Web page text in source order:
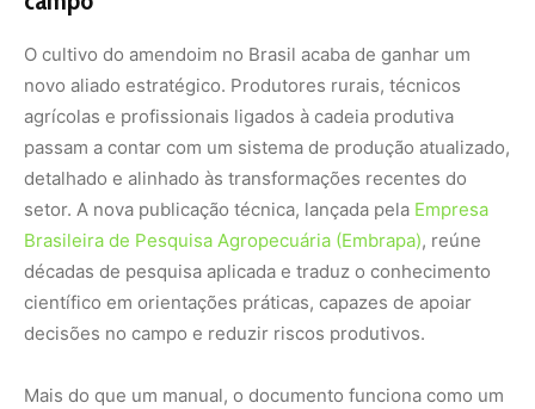
O cultivo do amendoim no Brasil acaba de ganhar um
novo aliado estratégico. Produtores rurais, técnicos
agrícolas e profissionais ligados à cadeia produtiva
passam a contar com um sistema de produção atualizado,
detalhado e alinhado às transformações recentes do
setor. A nova publicação técnica, lançada pela Empresa
Brasileira de Pesquisa Agropecuária (Embrapa), reúne
décadas de pesquisa aplicada e traduz o conhecimento
científico em orientações práticas, capazes de apoiar
decisões no campo e reduzir riscos produtivos.
Mais do que um manual, o documento funciona como um